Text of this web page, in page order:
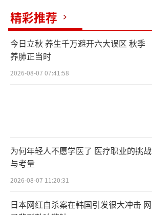
精彩推荐
今日立秋 养生千万避开六大误区 秋季
养肺正当时
2026-08-07 07:41:58
为何年轻人不愿学医了 医疗职业的挑战
与考量
2026-08-07 11:20:31
日本网红自杀案在韩国引发很大冲击 网